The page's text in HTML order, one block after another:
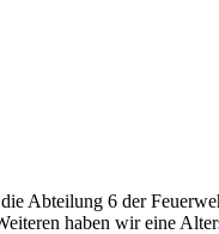
Abteilung 6 der
haben wir eine